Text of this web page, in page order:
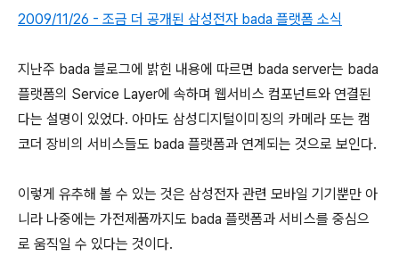
2009/11/26 - 조금 더 공개된 삼성전자 bada 플랫폼 소식
지난주 bada 블로그에 밝힌 내용에 따르면 bada server는 bada
플랫폼의 Service Layer에 속하며 웹서비스 컴포넌트와 연결된
다는 설명이 있었다. 아마도 삼성디지털이미징의 카메라 또는 캠
코더 장비의 서비스들도 bada 플랫폼과 연계되는 것으로 보인다.
이렇게 유추해 볼 수 있는 것은 삼성전자 관련 모바일 기기뿐만 아
니라 나중에는 가전제품까지도 bada 플랫폼과 서비스를 중심으
로 움직일 수 있다는 것이다.